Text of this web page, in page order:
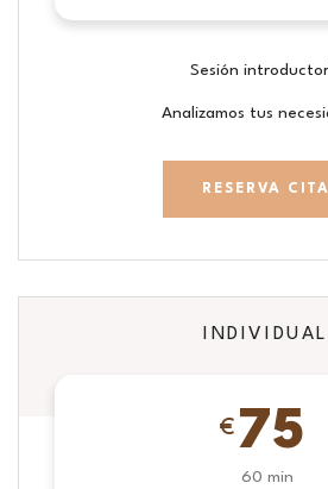
Sesión
Analizamos tus
RESERVA CITA
INDIVIDUAL
€ 75
60 min